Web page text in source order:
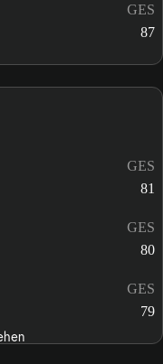
GES
87
GES
81
GES
80
GES
79